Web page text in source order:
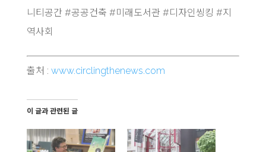
니티공간 #공공건축 #미래도서관 #디자인씽킹 #지
역사회
출처 : www.circlingthenews.com
이 글과 관련된 글